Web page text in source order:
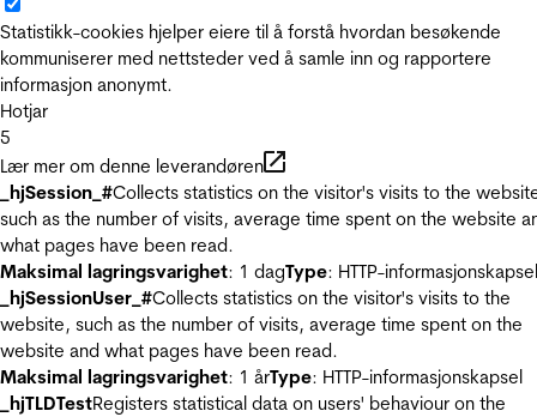
Statistikk-cookies hjelper eiere til å forstå hvordan besøkende
kommuniserer med nettsteder ved å samle inn og rapportere
informasjon anonymt.
Hotjar
5
Lær mer om denne leverandøren
_hjSession_#Collects statistics on the visitor's visits to the
such as the number of visits, average time spent on the website
what pages have been read.
Maksimal lagringsvarighet: 1 dagType: HTTP-informasjonskapsel
_hjSessionUser_#Collects statistics on the visitor's visits to the
website, such as the number of visits, average time spent on the
website and what pages have been read.
Maksimal lagringsvarighet: 1 årType: HTTP-informasjonskapsel
_hjTLDTestRegisters statistical data on users' behaviour on the